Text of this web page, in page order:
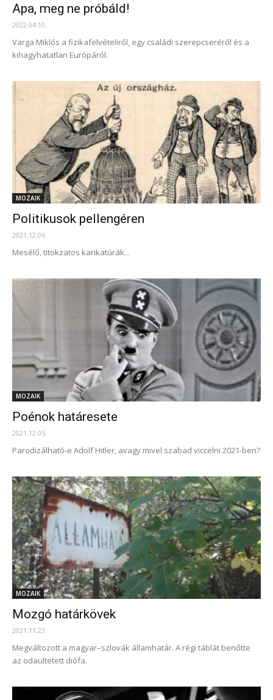
Apa, meg ne próbáld!
2022.04.10.
Varga Miklós a fizikafelvételiről, egy családi szerepcseréről és a
kihagyhatatlan Európáról.
MOZAIK
Politikusok pellengéren
2021.12.06.
Mesélő, titokzatos karikatúrák...
MOZAIK
Poénok határesete
2021.12.05.
Parodizálható-e Adolf Hitler, avagy mivel szabad viccelni 2021-ben?
MOZAIK
Mozgó határkövek
2021.11.23.
Megváltozott a magyar–szlovák államhatár. A régi táblát benőtte
az odaültetett diófa.